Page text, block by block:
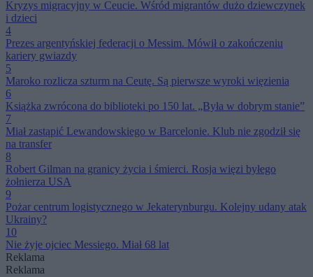
Kryzys migracyjny w Ceucie. Wśród migrantów dużo dziewczynek
i dzieci
4
Prezes argentyńskiej federacji o Messim. Mówił o zakończeniu
kariery gwiazdy
5
Maroko rozlicza szturm na Ceutę. Są pierwsze wyroki więzienia
6
Książka zwrócona do biblioteki po 150 lat. „Była w dobrym stanie”
7
Miał zastąpić Lewandowskiego w Barcelonie. Klub nie zgodził się
na transfer
8
Robert Gilman na granicy życia i śmierci. Rosja więzi byłego
żołnierza USA
9
Pożar centrum logistycznego w Jekaterynburgu. Kolejny udany atak
Ukrainy?
10
Nie żyje ojciec Messiego. Miał 68 lat
Reklama
Reklama